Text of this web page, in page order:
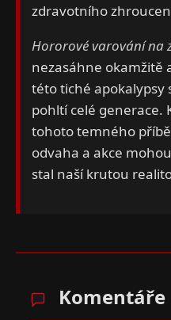
zdravotního
Hororové varování na
nezasáhne okamžitě
této tiché
pohltí celé generace.
tohoto temného
odvaha a akce
stal naší krutou
Komentáře